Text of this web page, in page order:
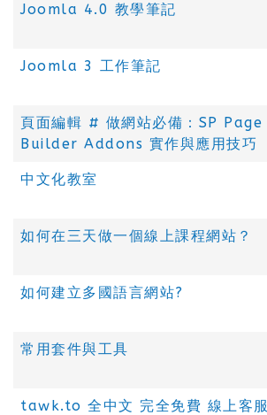
Joomla 4.0 教學筆記
Joomla 3 工作筆記
頁面編輯 # 做網站必備：SP Page
Builder Addons 實作與應用技巧
中文化教室
如何在三天做一個線上課程網站？
如何建立多國語言網站?
常用套件與工具
tawk.to 全中文 完全免費 線上客服